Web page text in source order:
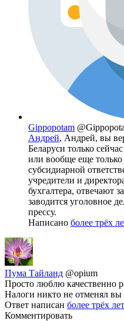
Gippopotam
Андрей, Андрей, вы
Беларуси только
или вообще еще
субсидиарной
учредители и
бухгалтера, отвечают
заводится уголовное
прессу.
Написано более трёх
Пума Тайланд @opium
Просто люблю качественно
Налоги никто не отменял
Ответ написан более трёх
Комментировать